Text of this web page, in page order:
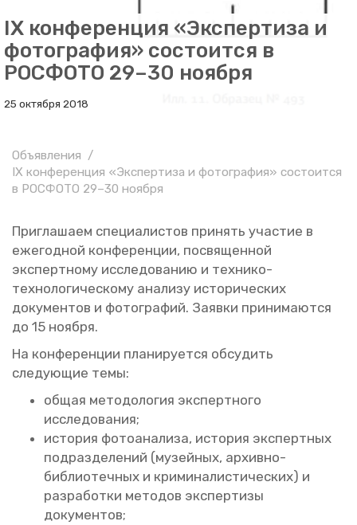
IX конференция «Экспертиза и
фотография» состоится в
РОСФОТО 29–30 ноября
25 октября 2018
Объявления
IX конференция «Экспертиза и фотография» состоится
в РОСФОТО 29–30 ноября
При­гла­ша­ем спе­ци­а­ли­стов при­нять уча­стие в
еже­год­ной кон­фе­рен­ции, по­свя­щен­ной
экс­перт­но­му ис­сле­до­ва­нию и тех­ни­ко-
тех­но­ло­ги­че­ско­му ана­ли­зу ис­то­ри­че­ских
до­ку­мен­тов и фо­то­гра­фий. За­яв­ки при­ни­ма­ют­ся
до 15 но­яб­ря.
На кон­фе­рен­ции пла­ни­ру­ет­ся об­су­дить
сле­ду­ю­щие темы:
общая ме­то­до­ло­гия экс­перт­но­го
ис­сле­до­ва­ния;
ис­то­рия фо­то­ана­ли­за, ис­то­рия экс­перт­ных
под­раз­де­ле­ний (му­зей­ных, ар­хив­но-
биб­лио­теч­ных и кри­ми­на­ли­сти­че­ских) и
раз­ра­бот­ки ме­то­дов экс­пер­ти­зы
до­ку­мен­тов;